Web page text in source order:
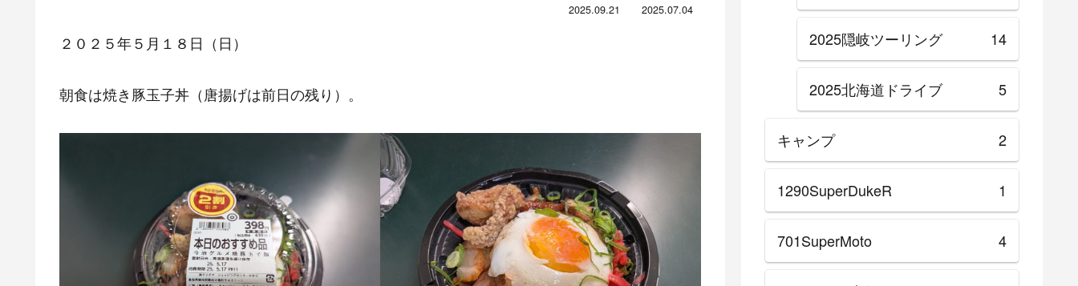
2025.09.21 2025.07.04
２０２５年５月１８日（日）
朝食は焼き豚玉子丼（唐揚げは前日の残り）。
2025隠岐ツーリング 14
2025北海道ドライブ 5
キャンプ 2
1290SuperDukeR 1
701SuperMoto 4